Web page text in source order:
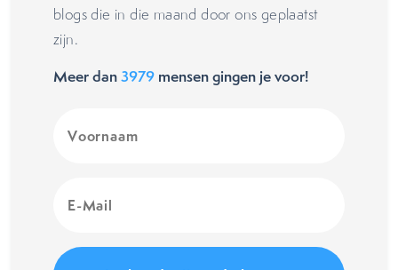
blogs die in die maand door ons geplaatst
zijn.
Meer dan3979 mensen gingen je voor!
(Vereist)
Mail